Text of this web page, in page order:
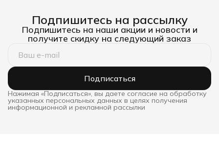
Подпишитесь на рассылку
Подпишитесь на наши акции и новости и
получите скидку на следующий заказ
Подписаться
Нажимая «Подписаться», вы даете согласие на обработку
указанных персональных данных в целях получения
информационной и рекламной рассылки